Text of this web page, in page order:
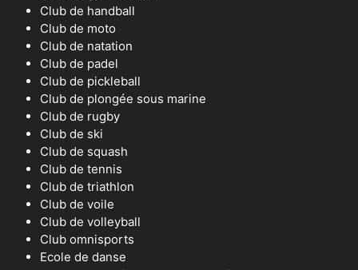
Club de handball
Club de moto
Club de natation
Club de padel
Club de pickleball
Club de plongée sous marine
Club de rugby
Club de ski
Club de squash
Club de tennis
Club de triathlon
Club de voile
Club de volleyball
Club omnisports
Ecole de danse